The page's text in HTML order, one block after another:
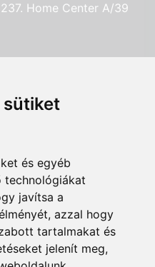
sütiket
és egyéb
technológiákat
javítsa a
azzal hogy
tartalmakat és
jelenít meg,
Home Center A/39
875386